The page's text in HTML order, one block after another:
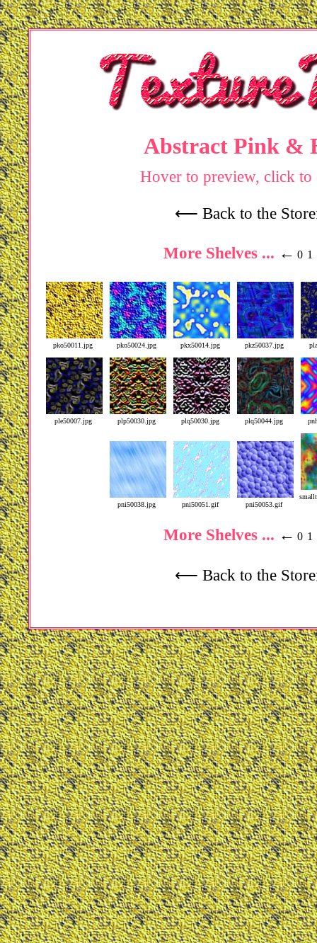
Abstract Pink &
Hover to preview, click
⟵ Back to the
More Shelves ... ← 0 1
pko50011.jpg pko50024.jpg pkx50014.jpg pkz50037.jpg
ple50007.jpg plp50030.jpg plq50030.jpg plq50044.jpg
pni50038.jpg pni50051.gif pni50053.gif
More Shelves ... ← 0 1
⟵ Back to the